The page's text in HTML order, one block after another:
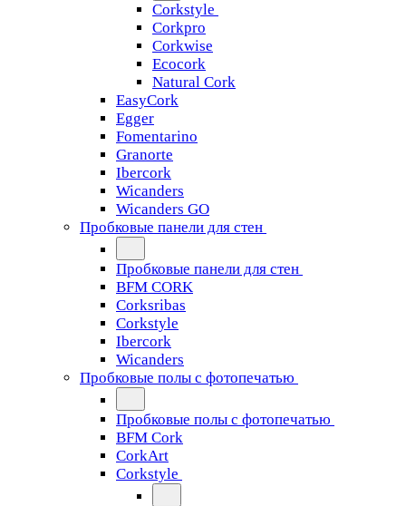
Corkstyle
Corkpro
Corkwise
Ecocork
Natural Cork
EasyCork
Egger
Fomentarino
Granorte
Ibercork
Wicanders
Wicanders GO
Пробковые панели для стен
Пробковые панели для стен
BFM CORK
Corksribas
Corkstyle
Ibercork
Wicanders
Пробковые полы с фотопечатью
Пробковые полы с фотопечатью
BFM Cork
CorkArt
Corkstyle